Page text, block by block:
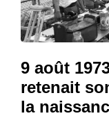
9 août
retenait
la